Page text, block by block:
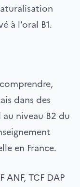
à l’oral B1.
dans des
niveau B2 du
en France.
TCF DAP